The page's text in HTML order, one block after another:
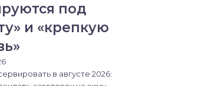
под
и «крепкую